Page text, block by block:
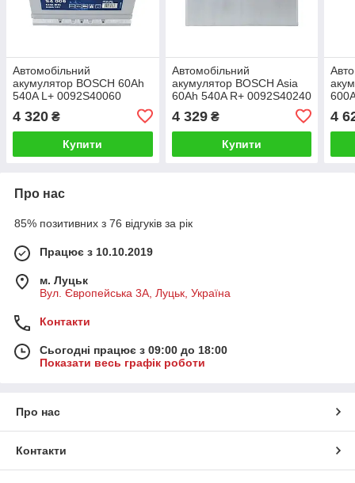
Автомобільний
акумулятор BOSCH 60Ah
540A L+ 0092S40060
4 320 ₴
Купити
Автомобільний
акумулятор BOSCH Asia
60Ah 540A R+ 0092S40240
4 329₴
Купити
4
Про нас
85% позитивних з 76 відгуків за рік
Працює з 10.10.2019
м. Луцьк
Вул. Європейська 3А, Луцьк, Україна
Контакти
Сьогодні працює з 09:00 до 18:00
Показати весь графік роботи
Про нас
Контакти